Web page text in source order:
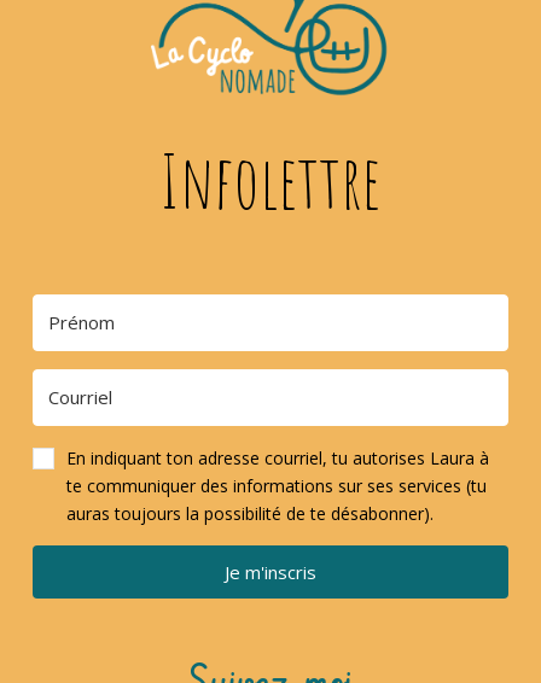
Infolettre
En indiquant ton adresse courriel, tu autorises Laura à
te communiquer des informations sur ses services (tu
auras toujours la possibilité de te désabonner).
Je m'inscris